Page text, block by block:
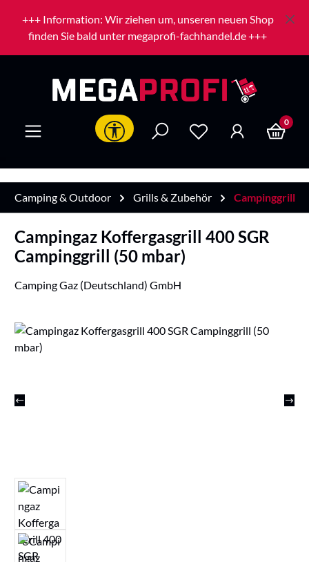
Zum Hauptinhalt springen
+++ Information: Wir ziehen um, unseren neuen Shop
finden Sie bald unter megaprofi-fachhandel.de +++
Werkzeugleiste anzeigen 0
Camping & Outdoor Grills & Zubehör Campinggrill
Campingaz Koffergasgrill 400 SGR
Campinggrill (50 mbar)
Camping Gaz (Deutschland) GmbH
Bildergalerie überspringen